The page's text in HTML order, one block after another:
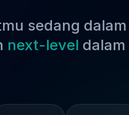
sedang
next-level